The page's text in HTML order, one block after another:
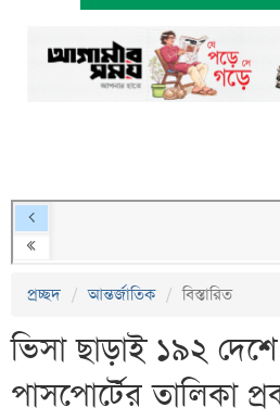
প্রচ্ছদ আন্তর্জাতিক বিস্তারিত
ভিসা ছাড়াই ১৯২ দেশে
পাসপোর্টের তালিকা